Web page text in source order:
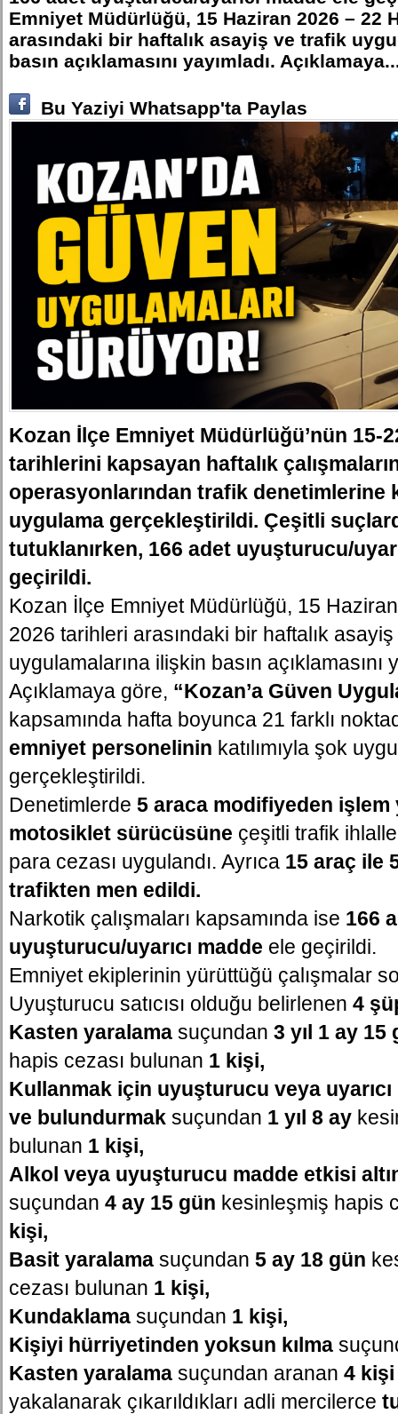
Emniyet Müdürlüğü, 15 Haziran 2026 – 22
arasındaki bir haftalık asayiş ve trafik
basın açıklamasını yayımladı.
Bu Yaziyi Whatsapp'ta Paylas
Kozan İlçe Emniyet Müdürlüğü’nün 15-
tarihlerini kapsayan haftalık
operasyonlarından trafik denetimlerine
uygulama gerçekleştirildi. Çeşitli
tutuklanırken, 166 adet uyuşturucu/
geçirildi.
Kozan İlçe Emniyet Müdürlüğü, 15
2026 tarihleri arasındaki bir haftalık
uygulamalarına ilişkin basın açıklamasını
Açıklamaya göre, “Kozan’a Güven
kapsamında hafta boyunca 21 farklı
emniyet personelinin katılımıyla şok
gerçekleştirildi.
Denetimlerde 5 araca modifiyeden işlem
motosiklet sürücüsüne çeşitli trafik
para cezası uygulandı. Ayrıca 15 araç ile
trafikten men edildi.
Narkotik çalışmaları kapsamında ise 166
uyuşturucu/uyarıcı madde ele geçirildi.
Emniyet ekiplerinin yürüttüğü çalışmalar
Uyuşturucu satıcısı olduğu belirlenen 4
Kasten yaralama suçundan 3 yıl 1 ay 15
hapis cezası bulunan 1 kişi,
Kullanmak için uyuşturucu veya
ve bulundurmak suçundan 1 yıl 8 ay
bulunan 1 kişi,
Alkol veya uyuşturucu madde etkisi
suçundan 4 ay 15 gün kesinleşmiş hapis
kişi,
Basit yaralama suçundan 5 ay 18 gün
cezası bulunan 1 kişi,
Kundaklama suçundan 1 kişi,
Kişiyi hürriyetinden yoksun kılma
Kasten yaralama suçundan aranan 4 kişi
yakalanarak çıkarıldıkları adli mercilerce